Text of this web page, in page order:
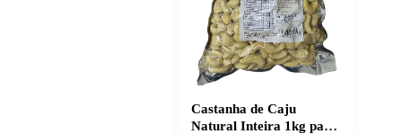
Castanha de Caju
Natural Inteira 1kg para